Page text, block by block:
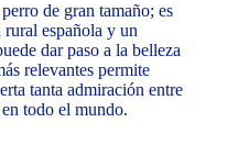
de gran tamaño; es
española y un
dar paso a la belleza
relevantes permite
tanta admiración entre
todo el mundo.